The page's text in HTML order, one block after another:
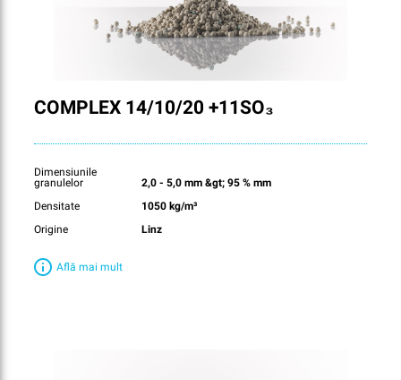
COMPLEX 14/10/20 +11SO₃
Dimensiunile
granulelor
2,0 - 5,0 mm &gt; 95 % mm
Densitate
1050 kg/m³
Origine
Linz
Află mai mult